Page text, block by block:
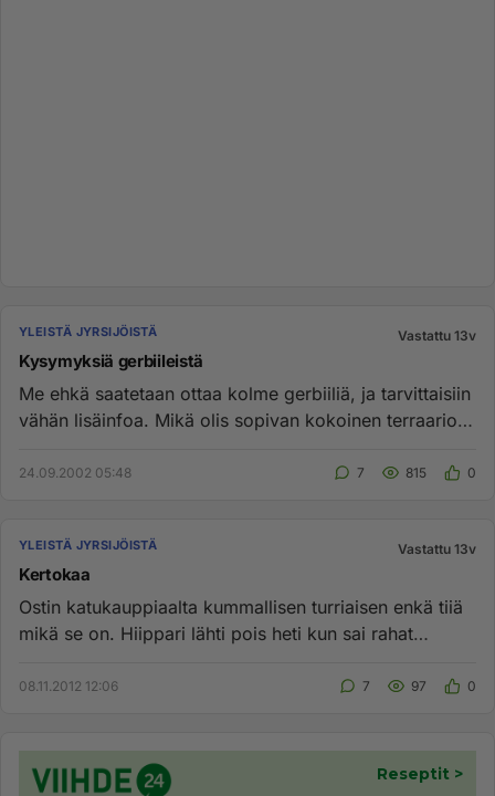
YLEISTÄ JYRSIJÖISTÄ Vastattu 13v
Kysymyksiä gerbiileistä
Me ehkä saatetaan ottaa kolme gerbiiliä, ja tarvittaisiin
vähän lisäinfoa. Mikä olis sopivan kokoinen terraario
24.09.2002 05:48 7 815 0
YLEISTÄ JYRSIJÖISTÄ Vastattu 13v
Kertokaa
Ostin katukauppiaalta kummallisen turriaisen enkä tiiä
mikä se on. Hiippari lähti pois heti kun sai rahat
08.11.2012 12:06 7 97 0